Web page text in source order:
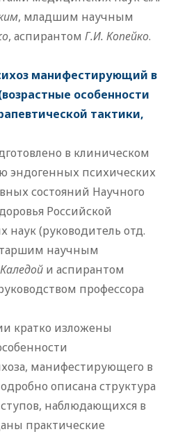
, младшим научным
, аспирантом Г.И. Копейко.
манифестирующий в
особенности
тактики,
в клиническом
эндогенных психических
состояний Научного
Российской
(руководитель отд.
научным
и аспирантом
профессора
кратко изложены
манифестирующего в
описана структура
наблюдающихся в
практические